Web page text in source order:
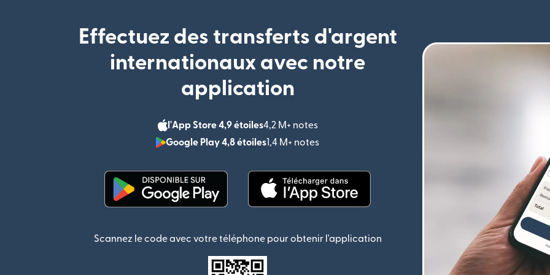
Effectuez des transferts d'argent
internationaux avec notre
application
l'App Store 4,9 étoiles4,2 M+ notes
(s'ouvre dans une nouvelle fenêtre)
Google Play 4,8 étoiles1,4 M+ notes
Scannez le code avec votre téléphone pour obtenir l'application